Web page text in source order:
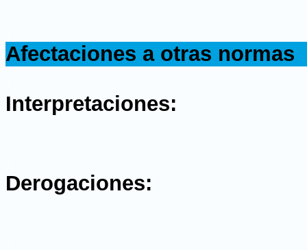
Afectaciones a otras normas
Interpretaciones:
Derogaciones: